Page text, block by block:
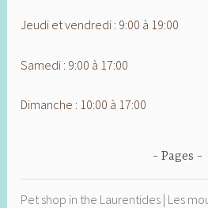
Jeudi et vendredi : 9:00 à 19:00
Samedi : 9:00 à 17:00
Dimanche : 10:00 à 17:00
Pages
Pet shop in the Laurentides | Les